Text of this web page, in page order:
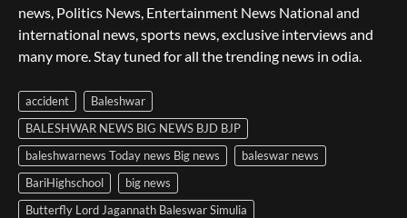
news, Politics News, Entertainment News National and
international news, sports news, exclusive interviews and
many more. Stay tuned for all the trending news in odia.
accident
Baleshwar
BALESHWAR NEWS BIG NEWS BJD BJP
baleshwarnews Today news Big news
baleswar news
BariHighschool
big news
Butterfly Lord Jagannath Baleswar Simulia